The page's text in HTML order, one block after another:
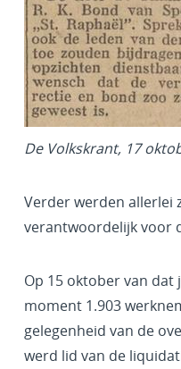
De Volkskrant, 17
Verder werden allerlei
verantwoordelijk voor
Op 15 oktober van dat
moment 1.903
gelegenheid van de
werd lid van de